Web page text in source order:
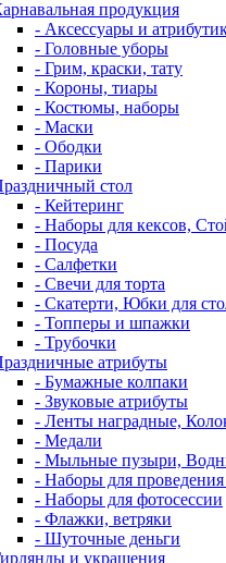
продукция
- Аксессуары и
- Головные уборы
- Грим, краски, тату
- Короны, тиары
- Костюмы, наборы
- Маски
- Ободки
- Парики
стол
- Кейтеринг
- Наборы для кексов,
- Посуда
- Салфетки
- Свечи для торта
- Скатерти, Юбки для
- Топперы и шпажки
- Трубочки
атрибуты
- Бумажные колпаки
- Звуковые атрибуты
- Ленты наградные,
- Медали
- Мыльные пузыри,
- Наборы для проведения
- Наборы для фотосессии
- Флажки, ветряки
- Шуточные деньги
и украшения